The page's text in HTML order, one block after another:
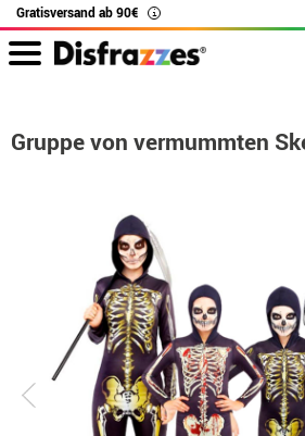
Gratisversand ab 90€ i
Gruppe von vermummten